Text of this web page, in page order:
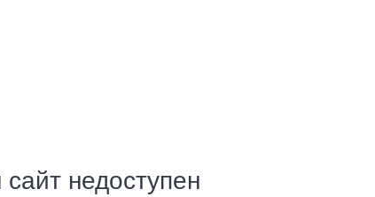
недоступен